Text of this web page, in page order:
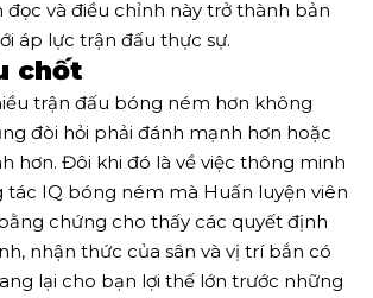
đọc và điều chỉnh này trở thành bản
áp lực trận đấu thực sự.
chốt
trận đấu bóng ném hơn không
đòi hỏi phải đánh mạnh hơn hoặc
hơn. Đôi khi đó là về việc thông minh
tác IQ bóng ném mà Huấn luyện viên
chứng cho thấy các quyết định
nhận thức của sân và vị trí bắn có
lại cho bạn lợi thế lớn trước những